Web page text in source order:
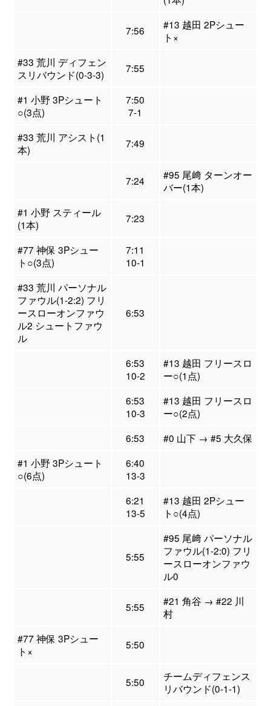
7:56
#13 越田 2Pシュー
ト×
#33 荒川 ディフェン
スリバウンド(0-3-3)
7:55
#1 小野 3Pシュート
○(3点)
7:50
7-1
#33 荒川 アシスト(1
本)
7:49
7:24
#95 尾﨑 ターンオー
バー(1本)
#1 小野 スティール
(1本)
7:23
#77 神保 3Pシュー
ト○(3点)
7:11
10-1
#33 荒川 パーソナル
ファウル(1-2:2) フリ
ースローオンファウ
ル2 シュートファウ
ル
6:53
6:53
10-2
#13 越田 フリースロ
ー○(1点)
6:53
10-3
#13 越田 フリースロ
ー○(2点)
6:53
#0 山下 → #5 大久保
#1 小野 3Pシュート
○(6点)
6:40
13-3
6:21
13-5
#13 越田 2Pシュー
ト○(4点)
5:55
#95 尾﨑 パーソナル
ファウル(1-2:0) フリ
ースローオンファウ
ル0
5:55
#21 角谷 → #22 川
村
#77 神保 3Pシュー
ト×
5:50
5:50
チームディフェンス
リバウンド(0-1-1)